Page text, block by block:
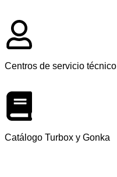
Centros de servicio técnico
Catálogo Turbox y Gonka